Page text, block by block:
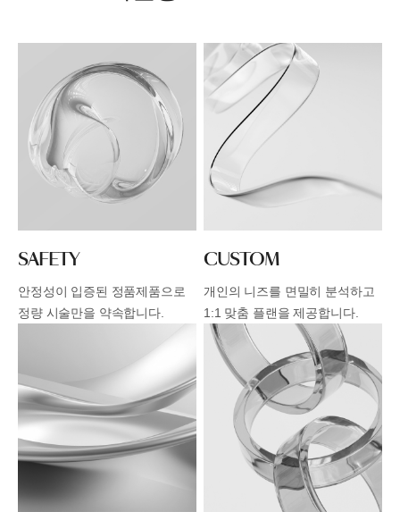
SAFETY
안정성이 입증된 정품제품으로
정량 시술만을 약속합니다.
CUSTOM
개인의 니즈를 면밀히 분석하고
1:1 맞춤 플랜을 제공합니다.